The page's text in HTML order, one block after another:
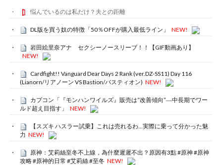
悩んでいるのは私だけ？夫との距離
DL版を買う奴の特徴「50％OFFが購入最低ライン」 NEW!
岩田絵里奈アナ セクシーノースリーブ！！【GIF動画あり】
NEW!
Cardfight!! Vanguard Dear Days 2 Rank (ver.DZ-SS11) Day 116
(Lianorn/リアノーン VS Bastion/バスティオン) NEW!
カプコン「『モンハンワイルズ』販売は“改善傾向”―中長期でワー
ルド超え目指す」
NEW!
【スズキ ハスラー試乗】これは売れるわ…実際に乗って分かった魅
力 NEW!
原神：艾莉絲至冬不上線，為什麼遲遲不出？原因有3點 #原神 #原神
攻略 #原神的日常 #艾莉絲 #至冬 NEW!